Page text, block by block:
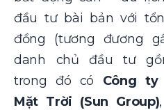
đầu tư bài bản với
đồng (tương đương
danh chủ đầu tư
trong đó có Công ty
Mặt Trời (Sun Group)